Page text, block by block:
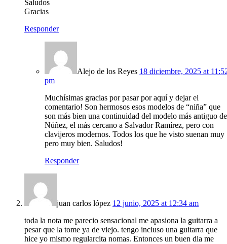
Saludos
Gracias
Responder
Alejo de los Reyes 18 diciembre, 2025 at
pm
Muchísimas gracias por pasar por aquí y dejar el
comentario! Son hermosos esos modelos de “niña” que
son más bien una continuidad del modelo más antiguo de
Núñez, el más cercano a Salvador Ramírez, pero con
clavijeros modernos. Todos los que he visto suenan muy
pero muy bien. Saludos!
Responder
juan carlos lópez 12 junio, 2025 at 12:34 am
toda la nota me parecio sensacional me apasiona la guitarra a
pesar que la tome ya de viejo. tengo incluso una guitarra que
hice yo mismo regularcita nomas. Entonces un buen dia me